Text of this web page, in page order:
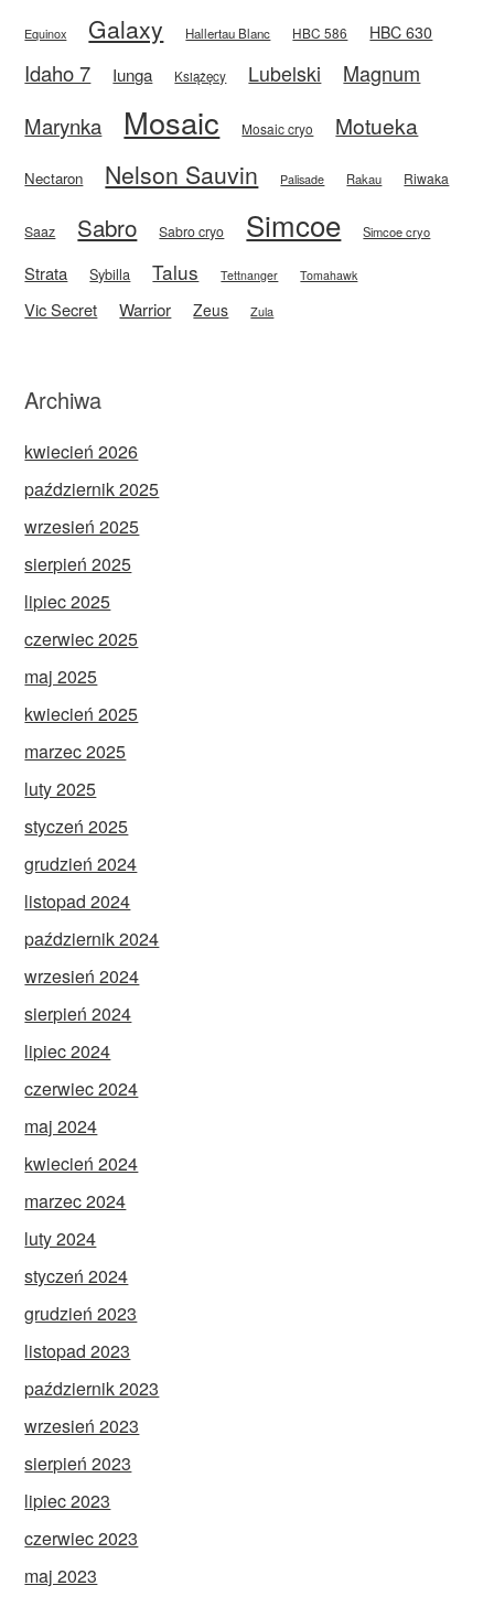
Equinox Galaxy Hallertau Blanc HBC 586 HBC 630
Idaho 7 Iunga Książęcy Lubelski
Magnum
Marynka
Mosaic Mosaic cryo Motueka
Nectaron Nelson Sauvin Palisade Rakau Riwaka
Saaz Sabro Sabro cryo Simcoe Simcoe cryo
Strata Sybilla Talus Tettnanger Tomahawk
Vic Secret Warrior Zeus Zula
Archiwa
kwiecień 2026
październik 2025
wrzesień 2025
sierpień 2025
lipiec 2025
czerwiec 2025
maj 2025
kwiecień 2025
marzec 2025
luty 2025
styczeń 2025
grudzień 2024
listopad 2024
październik 2024
wrzesień 2024
sierpień 2024
lipiec 2024
czerwiec 2024
maj 2024
kwiecień 2024
marzec 2024
luty 2024
styczeń 2024
grudzień 2023
listopad 2023
październik 2023
wrzesień 2023
sierpień 2023
lipiec 2023
czerwiec 2023
maj 2023